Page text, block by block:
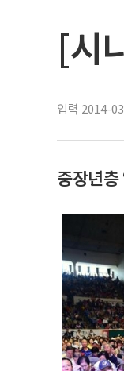
[시
입력 2014-
중장년